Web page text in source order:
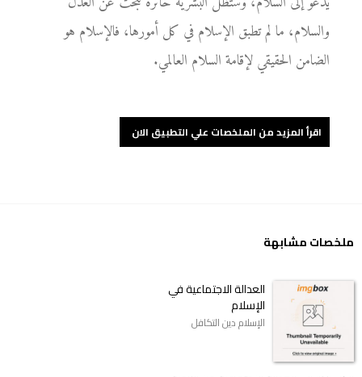
والسلام، ما لم تطبق الإسلام في كل أمورها، فالإسلام هو
الضامن الحقيقي لإقامة السلام العالمي.
اقرأ المزيد من الملخصات علي التطبيق الان
ملخصات مشابهة
العدالة الاجتماعية في
الإسلام
الإسلام دين التكافل